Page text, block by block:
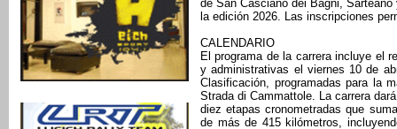
de San Casciano dei Bagni,
la edición 2026. Las inscripciones
CALENDARIO
El programa de la carrera incluye el
y administrativas el viernes 10 de
Clasificación, programadas para la
Strada di Cammattole. La carrera
diez etapas cronometradas que
de más de 415 kilómetros,